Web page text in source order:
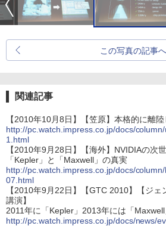
この写真の記事へ
関連記事
【2010年10月8日】【笠原】本格的に離
http://pc.watch.impress.co.jp/docs/
1.html
【2010年9月28日】【海外】NVIDIAの次
「Kepler」と「Maxwell」の真実
http://pc.watch.impress.co.jp/docs/
07.html
【2010年9月22日】【GTC 2010】【ジェ
講演】
2011年に「Kepler」2013年には「
http://pc.watch.impress.co.jp/docs/news/